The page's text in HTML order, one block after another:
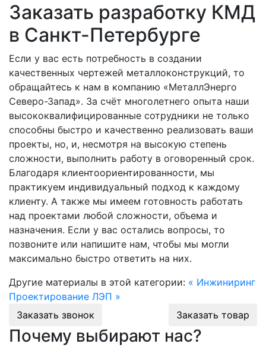
Заказать разработку КМД
в Санкт-Петербурге
Если у вас есть потребность в создании
качественных чертежей металлоконструкций, то
обращайтесь к нам в компанию «МеталлЭнерго
Северо-Запад». За счёт многолетнего опыта наши
высококвалифицированные сотрудники не только
способны быстро и качественно реализовать ваши
проекты, но, и, несмотря на высокую степень
сложности, выполнить работу в оговоренный срок.
Благодаря клиентоориентированности, мы
практикуем индивидуальный подход к каждому
клиенту. А также мы имеем готовность работать
над проектами любой сложности, объема и
назначения. Если у вас остались вопросы, то
позвоните или напишите нам, чтобы мы могли
максимально быстро ответить на них.
Другие материалы в этой категории: « Инжиниринг
Проектирование ЛЭП »
Заказать звонок
Заказать товар
Почему выбирают нас?